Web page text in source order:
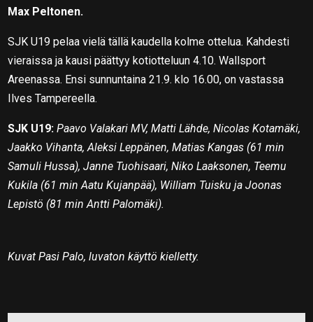
Max Peltonen.
SJK U19 pelaa vielä tällä kaudella kolme ottelua. Kahdesti
vieraissa ja kausi päättyy kotiotteluun 4.10. Wallsport
Areenassa. Ensi sunnuntaina 21.9. klo 16.00, on vastassa
Ilves Tampereella.
SJK U19: Paavo Valakari MV, Matti Lähde, Nicolas Kotamäki,
Jaakko Vihanta, Aleksi Leppänen, Matias Kangas (61 min
Samuli Hussa), Janne Tuohisaari, Niko Laaksonen, Teemu
Kukila (61 min Aatu Kujanpää), William Tuisku ja Joonas
Lepistö (81 min Antti Palomäki).
Kuvat Pasi Palo, luvaton käyttö kielletty.